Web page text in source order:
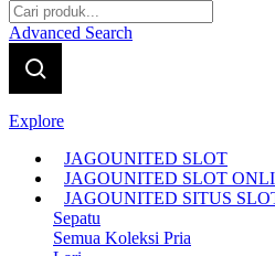
Advanced Search
Explore
JAGOUNITED SLOT
JAGOUNITED SLOT
JAGOUNITED SITUS
Sepatu
Semua Koleksi Pria